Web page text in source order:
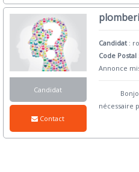
Candidat
Contact
Candidat :
Code Postal
Annonce
Bonjour,
nécessaire